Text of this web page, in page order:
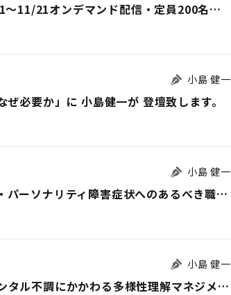
障害者雇用セミナー（使用者向け・無料・11/1～11/21オンデマンド配信・定員200名）の受付が始まりました
小島 健一
必要か」に 小島健一が 登壇致します。
小島 健一
日本医学会総会 産業医学研修「発達障害特性・パーソナリティ障害症状へのあるべき職場対応」に登壇します
小島 健一
【急告】3/29(水)14時～ Zoomセミナー「メンタル不調にかかわる多様性理解マネジメント講座」人間の多様性を知り、強みを活かし、職場を成長させる ～ハラスメントの予防と発達障害に対する理解～